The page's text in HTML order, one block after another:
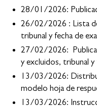
28/01/2026:
26/02/2026 : Lista
tribunal y fecha de
27/02/2026:
y excluidos, tribunal y
13/03/2026:
modelo hoja de
13/03/2026: